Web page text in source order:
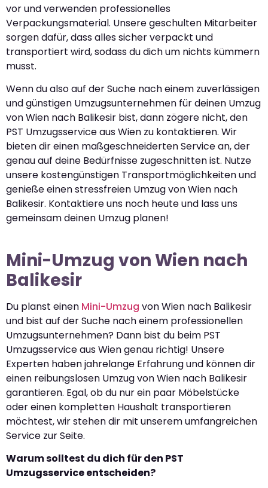
vor und verwenden professionelles
Verpackungsmaterial. Unsere geschulten Mitarbeiter
sorgen dafür, dass alles sicher verpackt und
transportiert wird, sodass du dich um nichts kümmern
musst.
Wenn du also auf der Suche nach einem zuverlässigen
und günstigen Umzugsunternehmen für deinen Umzug
von Wien nach Balikesir bist, dann zögere nicht, den
PST Umzugsservice aus Wien zu kontaktieren. Wir
bieten dir einen maßgeschneiderten Service an, der
genau auf deine Bedürfnisse zugeschnitten ist. Nutze
unsere kostengünstigen Transportmöglichkeiten und
genieße einen stressfreien Umzug von Wien nach
Balikesir. Kontaktiere uns noch heute und lass uns
gemeinsam deinen Umzug planen!
Mini-Umzug von Wien nach
Balikesir
Du planst einen Mini-Umzug von Wien nach Balikesir
und bist auf der Suche nach einem professionellen
Umzugsunternehmen? Dann bist du beim PST
Umzugsservice aus Wien genau richtig! Unsere
Experten haben jahrelange Erfahrung und können dir
einen reibungslosen Umzug von Wien nach Balikesir
garantieren. Egal, ob du nur ein paar Möbelstücke
oder einen kompletten Haushalt transportieren
möchtest, wir stehen dir mit unserem umfangreichen
Service zur Seite.
Warum solltest du dich für den PST
Umzugsservice entscheiden?